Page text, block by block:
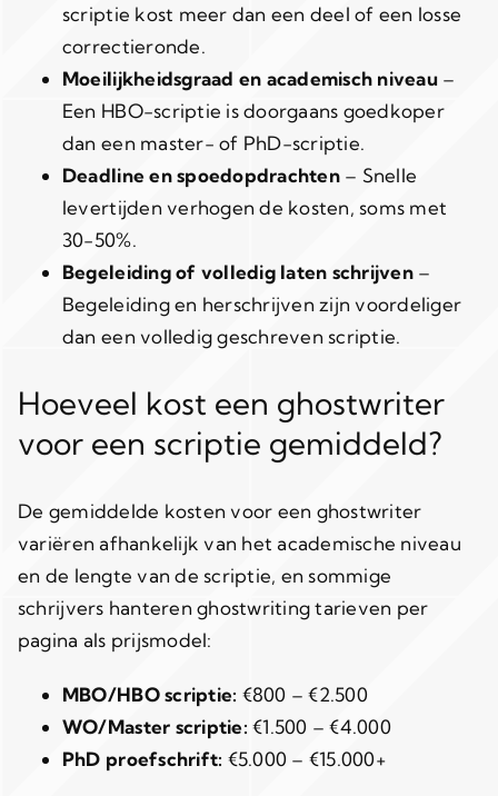
scriptie kost meer dan een deel of een losse
correctieronde.
Moeilijkheidsgraad en academisch niveau–
Een HBO-scriptie is doorgaans goedkoper
dan een master- of PhD-scriptie.
Deadline en spoedopdrachten– Snelle
levertijden verhogen de kosten, soms met
30-50%.
Begeleiding of volledig laten schrijven–
Begeleiding en herschrijven zijn voordeliger
dan een volledig geschreven scriptie.
Hoeveel kost een ghostwriter
voor een scriptie gemiddeld?
De gemiddelde kosten voor een ghostwriter
variëren afhankelijk van het academische niveau
en de lengte van de scriptie, en sommige
schrijvers hanteren ghostwriting tarieven per
pagina als prijsmodel:
MBO/HBO scriptie: €800 – €2.500
WO/Master scriptie: €1.500 – €4.000
PhD proefschrift: €5.000 – €15.000+